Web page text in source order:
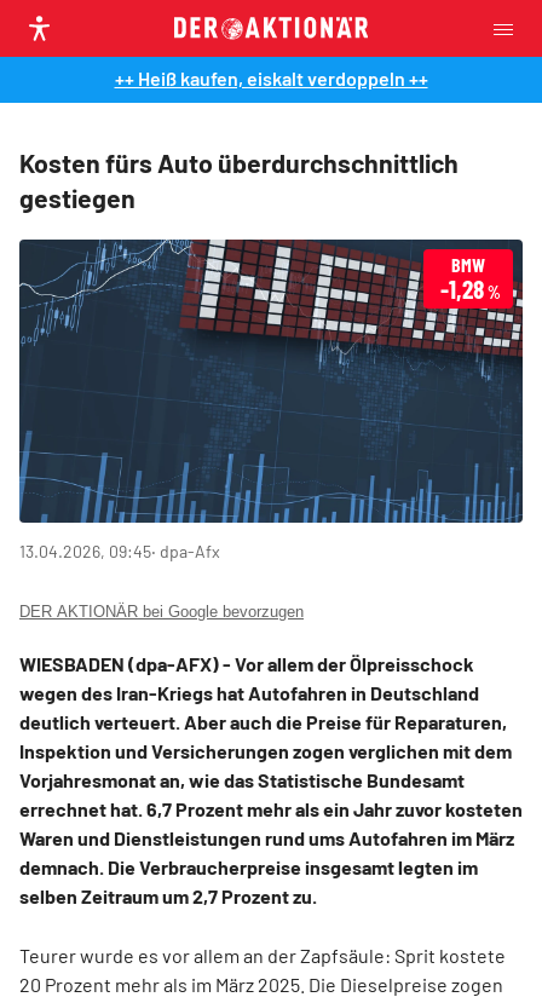
++ Heiß kaufen, eiskalt verdoppeln ++
Kosten fürs Auto überdurchschnittlich
gestiegen
BMW
-1,28%
13.04.2026, 09:45‧ dpa-Afx
DER AKTIONÄR bei Google bevorzugen
WIESBADEN (dpa-AFX) - Vor allem der Ölpreisschock
wegen des Iran-Kriegs hat Autofahren in Deutschland
deutlich verteuert. Aber auch die Preise für Reparaturen,
Inspektion und Versicherungen zogen verglichen mit dem
Vorjahresmonat an, wie das Statistische Bundesamt
errechnet hat. 6,7 Prozent mehr als ein Jahr zuvor kosteten
Waren und Dienstleistungen rund ums Autofahren im März
demnach. Die Verbraucherpreise insgesamt legten im
selben Zeitraum um 2,7 Prozent zu.
Teurer wurde es vor allem an der Zapfsäule: Sprit kostete
20 Prozent mehr als im März 2025. Die Dieselpreise zogen